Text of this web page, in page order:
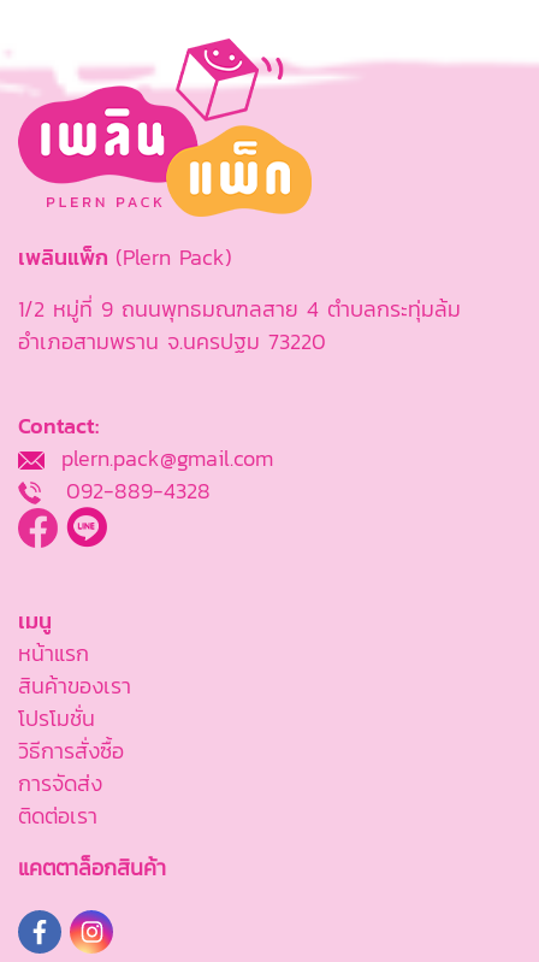
เพลินแพ็ก (Plern Pack)
1/2 หมู่ที่ 9 ถนนพุทธมณฑลสาย 4 ตำบลกระทุ่มล้ม
อำเภอสามพราน จ.นครปฐม 73220
Contact:
plern.pack@gmail.com
092-889-4328
เมนู
หน้าแรก
สินค้าของเรา
โปรโมชั่น
วิธีการสั่งซื้อ
การจัดส่ง
ติดต่อเรา
แคตตาล็อกสินค้า